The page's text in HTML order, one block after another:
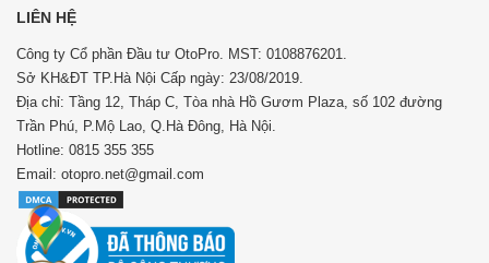
LIÊN HỆ
Công ty Cổ phần Đầu tư OtoPro. MST: 0108876201.
Sở KH&ĐT TP.Hà Nội Cấp ngày: 23/08/2019.
Địa chỉ: Tầng 12, Tháp C, Tòa nhà Hồ Gươm Plaza, số 102 đường
Trần Phú, P.Mộ Lao, Q.Hà Đông, Hà Nội.
Hotline: 0815 355 355
Email: otopro.net@gmail.com